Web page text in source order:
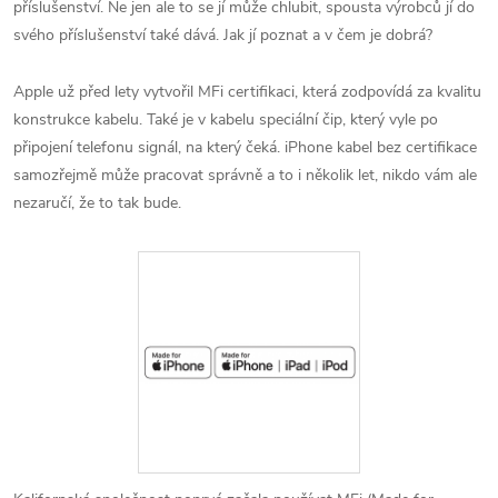
příslušenství. Ne jen ale to se jí může chlubit, spousta výrobců jí do
svého příslušenství také dává. Jak jí poznat a v čem je dobrá?
Apple už před lety vytvořil MFi certifikaci, která zodpovídá za kvalitu
konstrukce kabelu. Také je v kabelu speciální čip, který vyle po
připojení telefonu signál, na který čeká. iPhone kabel bez certifikace
samozřejmě může pracovat správně a to i několik let, nikdo vám ale
nezaručí, že to tak bude.